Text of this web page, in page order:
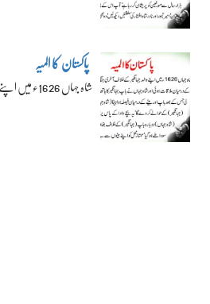
پاکستان کا المیہ
شاہ جہاں 1626ء میں اپنے والد جہانگیر کے خلاف آخری…